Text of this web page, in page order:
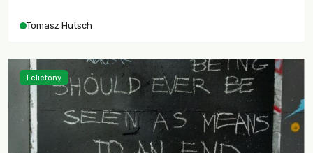
największych katastrof w swoich dziejach.
Tomasz Hutsch
Felietony